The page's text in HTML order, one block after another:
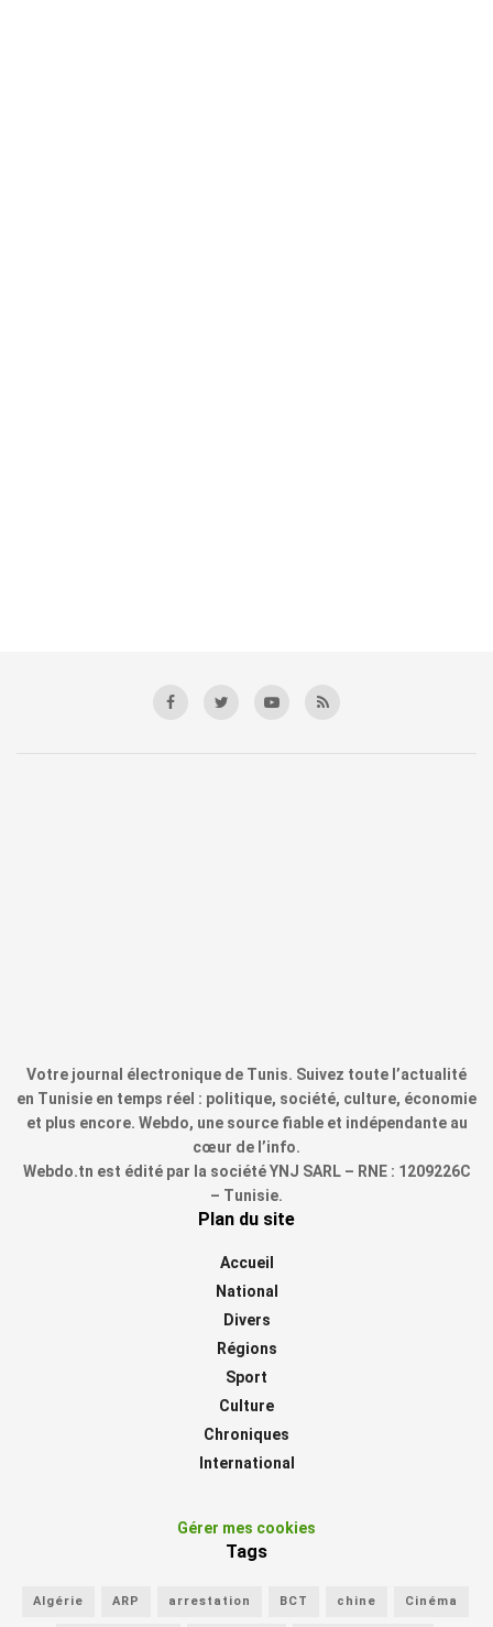
Votre journal électronique de Tunis. Suivez toute l’actualité
en Tunisie en temps réel : politique, société, culture, économie
et plus encore. Webdo, une source fiable et indépendante au
cœur de l’info.
Webdo.tn est édité par la société YNJ SARL – RNE : 1209226C
– Tunisie.
Plan du site
Accueil
National
Divers
Régions
Sport
Culture
Chroniques
International
Gérer mes cookies
Tags
Algérie ARP arrestation BCT chine Cinéma